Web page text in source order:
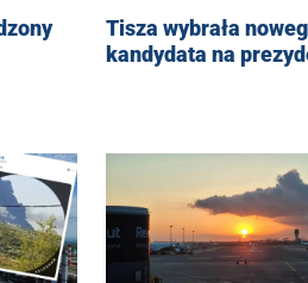
Tisza wybrała
kandydata na